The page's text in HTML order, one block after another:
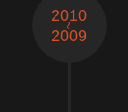
2010
2009